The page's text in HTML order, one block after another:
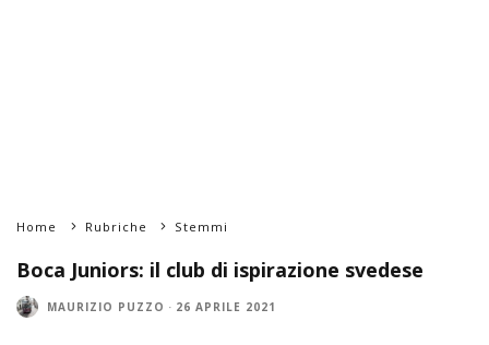
Home Rubriche Stemmi
Boca Juniors: il club di ispirazione svedese
MAURIZIO PUZZO · 26 APRILE 2021